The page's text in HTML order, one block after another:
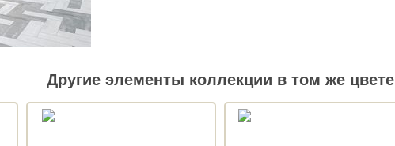
Другие элементы коллекции в том же цвете